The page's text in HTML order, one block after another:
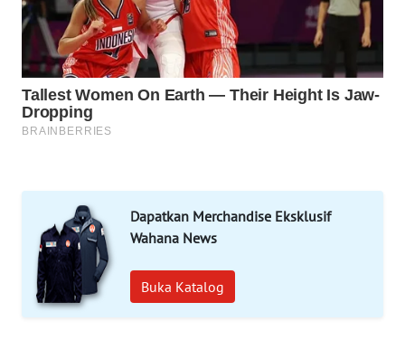
Dapatkan Merchandise Eksklusif
Wahana News
Buka Katalog
MARTABAT
NET
PLN
WATCH
LKKI
KOPEKLIN